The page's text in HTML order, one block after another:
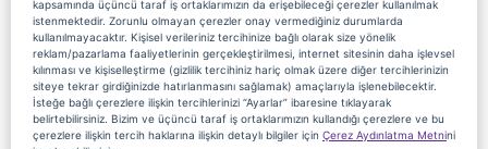
kapsamında üçüncü taraf iş ortaklarımızın da erişebileceği çerezler kullanılmak
istenmektedir. Zorunlu olmayan çerezler onay vermediğiniz durumlarda
kullanılmayacaktır. Kişisel verileriniz tercihinize bağlı olarak size yönelik
reklam/pazarlama faaliyetlerinin gerçekleştirilmesi, internet sitesinin daha işlevsel
kılınması ve kişiselleştirme (gizlilik tercihiniz hariç olmak üzere diğer tercihlerinizin
siteye tekrar girdiğinizde hatırlanmasını sağlamak) amaçlarıyla işlenebilecektir.
İsteğe bağlı çerezlere ilişkin tercihlerinizi “Ayarlar” ibaresine tıklayarak
belirtebilirsiniz. Bizim ve üçüncü taraf iş ortaklarımızın kullandığı çerezlere ve bu
çerezlere ilişkin tercih haklarına ilişkin detaylı bilgiler için Çerez Aydınlatma Metnini